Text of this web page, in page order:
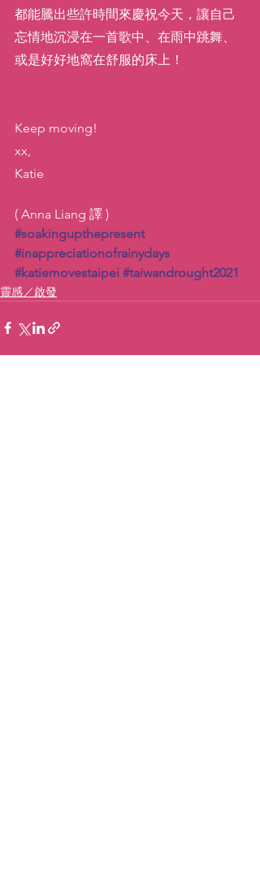
都能騰出些許時間來慶祝今天，讓自己
忘情地沉浸在一首歌中、在雨中跳舞、
或是好好地窩在舒服的床上！
Keep moving!
xx,
Katie
( Anna Liang 譯 )
#soakingupthepresent
#inappreciationofrainydays
#katiemovestaipei #taiwandrought2021
靈感／啟發